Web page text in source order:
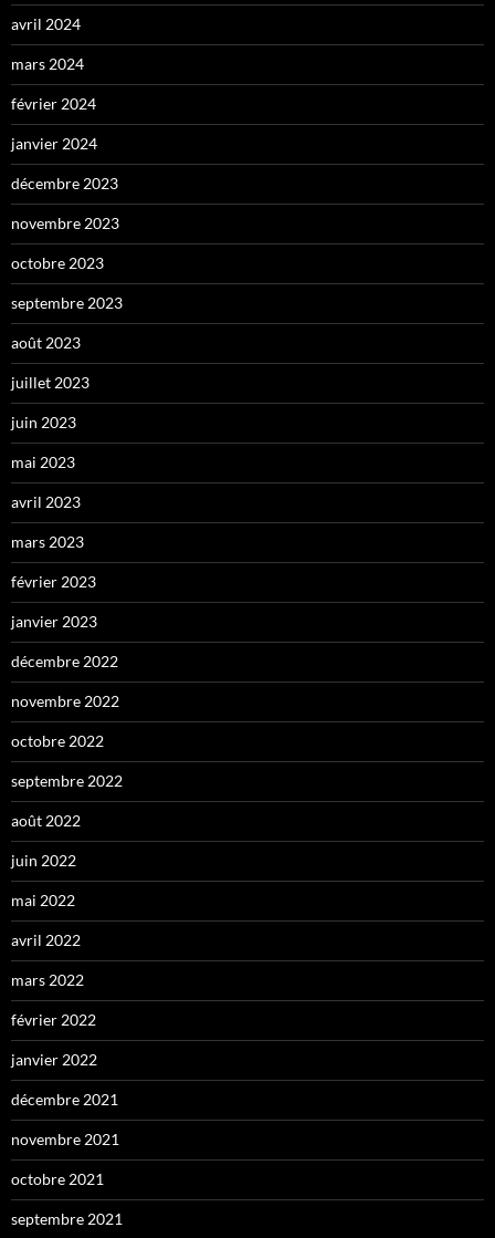
avril 2024
mars 2024
février 2024
janvier 2024
décembre 2023
novembre 2023
octobre 2023
septembre 2023
août 2023
juillet 2023
juin 2023
mai 2023
avril 2023
mars 2023
février 2023
janvier 2023
décembre 2022
novembre 2022
octobre 2022
septembre 2022
août 2022
juin 2022
mai 2022
avril 2022
mars 2022
février 2022
janvier 2022
décembre 2021
novembre 2021
octobre 2021
septembre 2021